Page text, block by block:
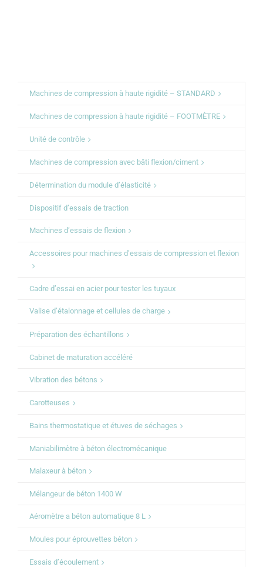
Machines de compression à haute rigidité – STANDARD
Machines de compression à haute rigidité – FOOTMÈTRE
Unité de contrôle
Machines de compression avec bâti flexion/ciment
Détermination du module d’élasticité
Dispositif d’essais de traction
Machines d’essais de flexion
Accessoires pour machines d’essais de compression et flexion
Cadre d’essai en acier pour tester les tuyaux
Valise d’étalonnage et cellules de charge
Préparation des échantillons
Cabinet de maturation accéléré
Vibration des bétons
Carotteuses
Bains thermostatique et étuves de séchages
Maniabilimètre à béton électromécanique
Malaxeur à béton
Mélangeur de béton 1400 W
Aéromètre a béton automatique 8 L
Moules pour éprouvettes béton
Essais d’écoulement